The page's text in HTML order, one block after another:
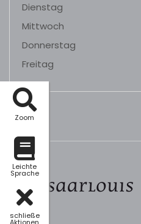
Zoom
Leichte
Sprache
schließe
Dienstag
Mittwoch
Donnerstag
Freitag